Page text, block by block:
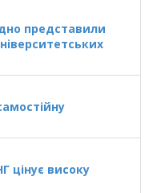
представили
цінує високу